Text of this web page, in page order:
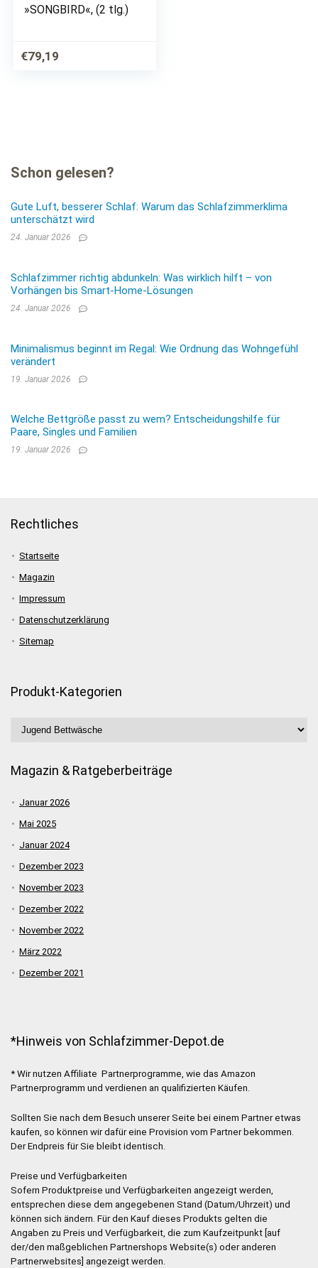
»SONGBIRD«, (2 tlg.)
€79,19
Schon gelesen?
Gute Luft, besserer Schlaf: Warum das Schlafzimmerklima
unterschätzt wird
24. Januar 2026
Schlafzimmer richtig abdunkeln: Was wirklich hilft – von
Vorhängen bis Smart-Home-Lösungen
24. Januar 2026
Minimalismus beginnt im Regal: Wie Ordnung das Wohngefühl
verändert
19. Januar 2026
Welche Bettgröße passt zu wem? Entscheidungshilfe für
Paare, Singles und Familien
19. Januar 2026
Rechtliches
Startseite
Magazin
Impressum
Datenschutzerklärung
Sitemap
Produkt-Kategorien
Magazin & Ratgeberbeiträge
Januar 2026
Mai 2025
Januar 2024
Dezember 2023
November 2023
Dezember 2022
November 2022
März 2022
Dezember 2021
*Hinweis von Schlafzimmer-Depot.de
* Wir nutzen Affiliate Partnerprogramme, wie das Amazon
Partnerprogramm und verdienen an qualifizierten Käufen.
Sollten Sie nach dem Besuch unserer Seite bei einem Partner etwas
kaufen, so können wir dafür eine Provision vom Partner bekommen.
Der Endpreis für Sie bleibt identisch.
Preise und Verfügbarkeiten
Sofern Produktpreise und Verfügbarkeiten angezeigt werden,
entsprechen diese dem angegebenen Stand (Datum/Uhrzeit) und
können sich ändern. Für den Kauf dieses Produkts gelten die
Angaben zu Preis und Verfügbarkeit, die zum Kaufzeitpunkt [auf
der/den maßgeblichen Partnershops Website(s) oder anderen
Partnerwebsites] angezeigt werden.